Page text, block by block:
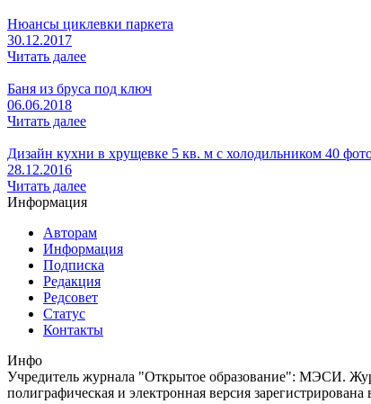
Нюансы циклевки паркета
30.12.2017
Читать далее
Баня из бруса под ключ
06.06.2018
Читать далее
Дизайн кухни в хрущевке 5 кв. м с холодильником 40
28.12.2016
Читать далее
Информация
Авторам
Информация
Подписка
Редакция
Редсовет
Статус
Контакты
Инфо
Учредитель журнала "Открытое образование": МЭСИ.
полиграфическая и электронная версия